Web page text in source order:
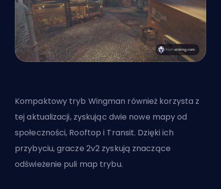
Kompaktowy tryb Wingman również korzysta z
tej aktualizacji, zyskując dwie nowe mapy od
społeczności, Rooftop i Transit. Dzięki ich
przybyciu, gracze 2v2 zyskują znaczące
odświeżenie puli map trybu.